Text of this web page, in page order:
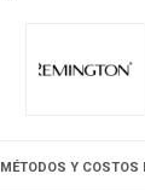
MÉTODOS Y COSTOS